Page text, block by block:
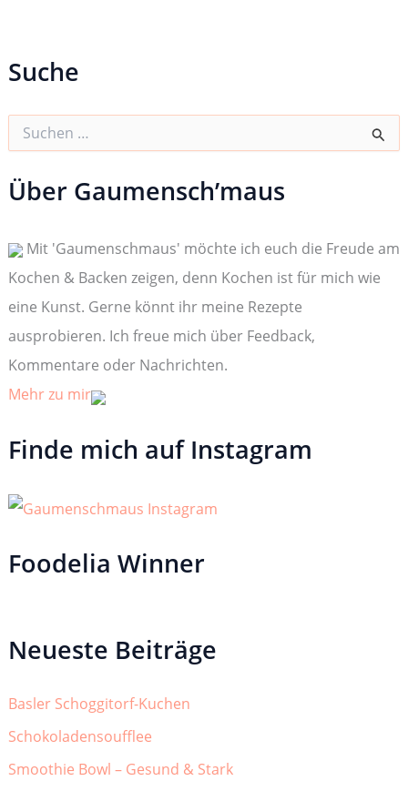
Suche
h
e
a
h
:
Über Gaumensch’maus
Mit 'Gaumenschmaus' möchte ich euch die Freude am
Kochen & Backen zeigen, denn Kochen ist für mich wie
eine Kunst. Gerne könnt ihr meine Rezepte
ausprobieren. Ich freue mich über Feedback,
Kommentare oder Nachrichten.
Mehr zu mir
Finde mich auf Instagram
Foodelia Winner
Neueste Beiträge
Basler Schoggitorf-Kuchen
Schokoladensoufflee
Smoothie Bowl – Gesund & Stark